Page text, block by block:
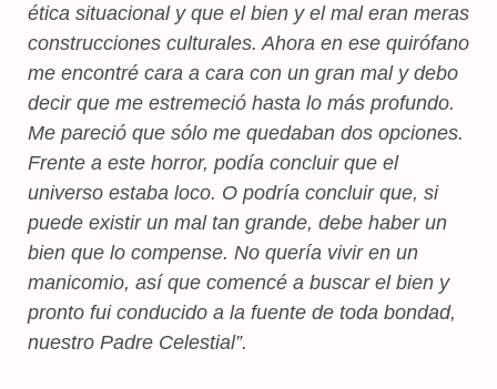
ética situacional y que el bien y el mal eran meras
construcciones culturales. Ahora en ese quirófano
me encontré cara a cara con un gran mal y debo
decir que me estremeció hasta lo más profundo.
Me pareció que sólo me quedaban dos opciones.
Frente a este horror, podía concluir que el
universo estaba loco. O podría concluir que, si
puede existir un mal tan grande, debe haber un
bien que lo compense. No quería vivir en un
manicomio, así que comencé a buscar el bien y
pronto fui conducido a la fuente de toda bondad,
nuestro Padre Celestial”.